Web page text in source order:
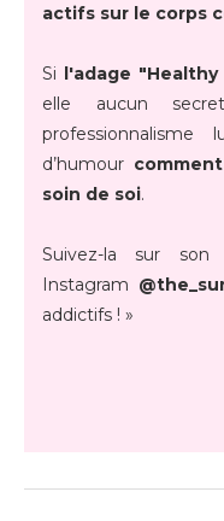
actifs sur le corps
Si l'adage
elle aucun
d’humour
soin de soi.
Suivez-la sur
Instagram
addictifs ! »